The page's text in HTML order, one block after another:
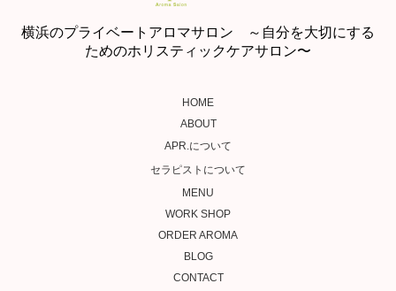
横浜のプライベートアロマサロン ～自分を大切にする
ためのホリスティックケアサロン〜
HOME
ABOUT
APR.について
セラピストについて
MENU
WORK SHOP
ORDER AROMA
BLOG
CONTACT